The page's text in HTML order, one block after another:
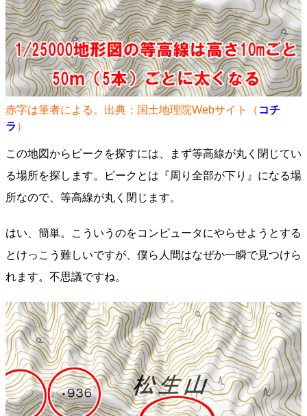
赤字は筆者による。出典：国土地理院Webサイト（ コチ
ラ ）
この地図からピークを探すには、まず等高線が丸く閉じてい
る場所を探します。ピークとは『周り全部が下り』になる場
所なので、等高線が丸く閉じます。
はい、簡単。こういうのをコンピュータにやらせようとする
とけっこう難しいですが、僕ら人間はなぜか一瞬で見つけら
れます。不思議ですね。